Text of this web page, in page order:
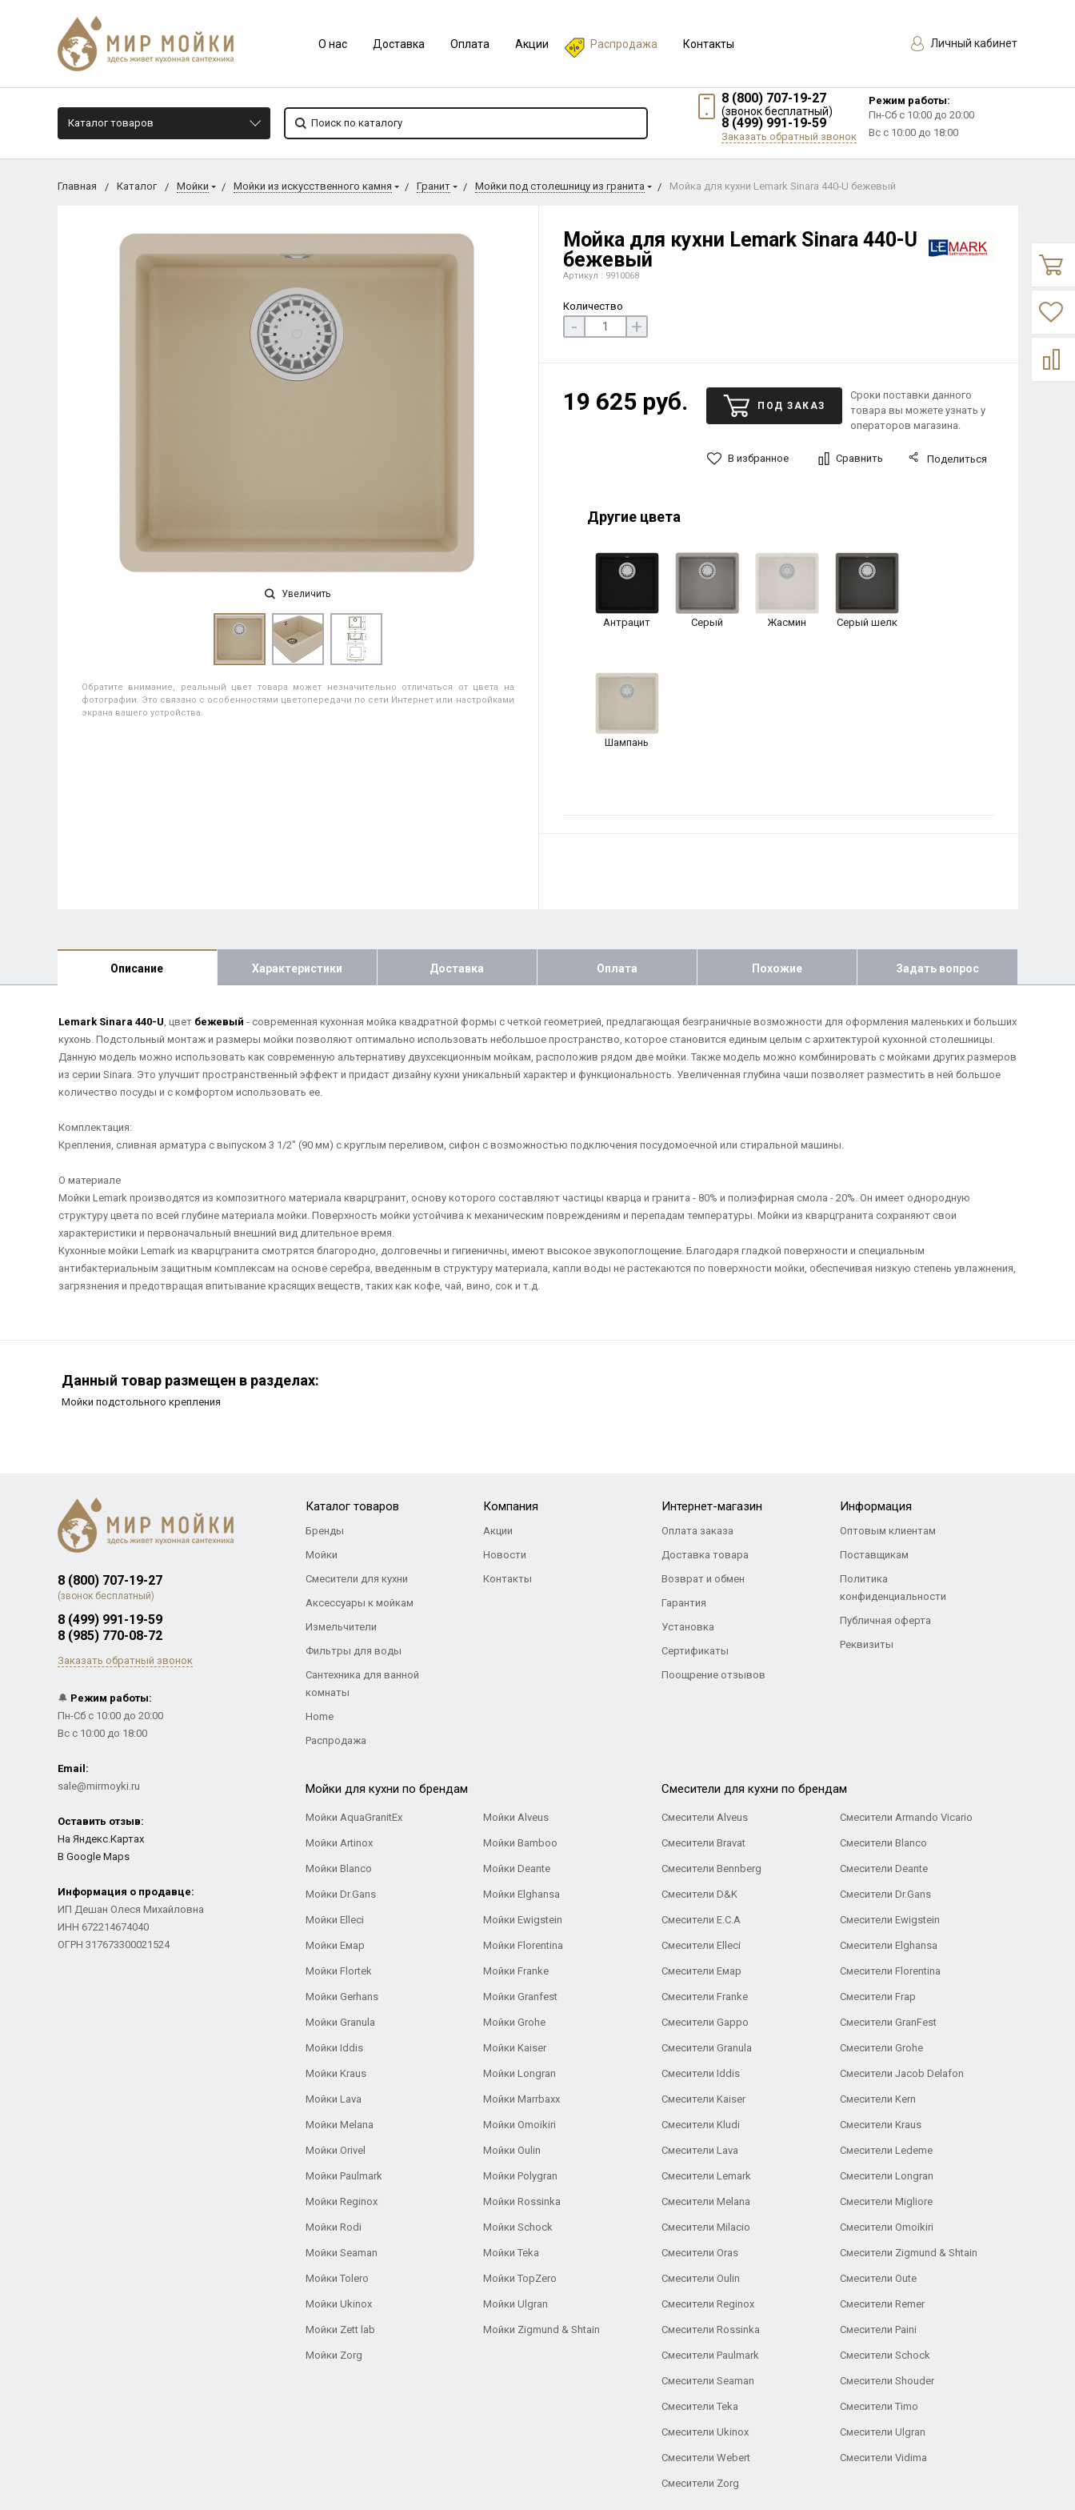
О нас Доставка Оплата Акции Распродажа Контакты Личный кабинет
Каталог товаров
8 (800) 707-19-27
(звонок бесплатный)
8 (499) 991-19-59
Заказать обратный звонок
Режим работы:
Пн-Сб с 10:00 до 20:00
Вс с 10:00 до 18:00
Главная Каталог Мойки Мойки из искусственного камня Гранит Мойки под столешницу из гранита Мойка для кухни Lemark Sinara 440-U бежевый
Увеличить
Обратите внимание, реальный цвет товара может незначительно отличаться от цвета на
фотографии. Это связано с особенностями цветопередачи по сети Интернет или настройками
экрана вашего устройства.
Мойка для кухни Lemark Sinara 440-U
бежевый
Артикул : 9910068
Количество
- +
19 625 руб. ПОД ЗАКАЗ
Сроки поставки данного
товара вы можете узнать у
операторов магазина.
В избранное Сравнить Поделиться
Другие цвета
Антрацит Серый Жасмин Серый шелк
Шампань
Описание Характеристики Доставка Оплата Похожие Задать вопрос
Lemark Sinara 440-U, цвет бежевый - современная кухонная мойка квадратной формы с четкой геометрией, предлагающая безграничные возможности для оформления маленьких и больших
кухонь. Подстольный монтаж и размеры мойки позволяют оптимально использовать небольшое пространство, которое становится единым целым с архитектурой кухонной столешницы.
Данную модель можно использовать как современную альтернативу двухсекционным мойкам, расположив рядом две мойки. Также модель можно комбинировать с мойками других размеров
из серии Sinara. Это улучшит пространственный эффект и придаст дизайну кухни уникальный характер и функциональность. Увеличенная глубина чаши позволяет разместить в ней большое
количество посуды и с комфортом использовать ее.
Комплектация:
Крепления, сливная арматура с выпуском 3 1/2" (90 мм) с круглым переливом, сифон с возможностью подключения посудомоечной или стиральной машины.
О материале
Мойки Lemark производятся из композитного материала кварцгранит, основу которого составляют частицы кварца и гранита - 80% и полиэфирная смола - 20%. Он имеет однородную
структуру цвета по всей глубине материала мойки. Поверхность мойки устойчива к механическим повреждениям и перепадам температуры. Мойки из кварцгранита сохраняют свои
характеристики и первоначальный внешний вид длительное время.
Кухонные мойки Lemark из кварцгранита смотрятся благородно, долговечны и гигиеничны, имеют высокое звукопоглощение. Благодаря гладкой поверхности и специальным
антибактериальным защитным комплексам на основе серебра, введенным в структуру материала, капли воды не растекаются по поверхности мойки, обеспечивая низкую степень увлажнения,
загрязнения и предотвращая впитывание красящих веществ, таких как кофе, чай, вино, сок и т.д.
Данный товар размещен в разделах:
Мойки подстольного крепления
8 (800) 707-19-27
(звонок бесплатный)
8 (499) 991-19-59
8 (985) 770-08-72
Заказать обратный звонок
🔔 Режим работы:
Пн-Сб с 10:00 до 20:00
Вс с 10:00 до 18:00
Email:
sale@mirmoyki.ru
Оставить отзыв:
На Яндекс.Картах
В Google Maps
Информация о продавце:
ИП Дешан Олеся Михайловна
ИНН 672214674040
ОГРН 317673300021524
Каталог товаров
Бренды
Мойки
Смесители для кухни
Аксессуары к мойкам
Измельчители
Фильтры для воды
Сантехника для ванной
комнаты
Home
Распродажа
Компания
Акции
Новости
Контакты
Интернет-магазин
Оплата заказа
Доставка товара
Возврат и обмен
Гарантия
Установка
Сертификаты
Поощрение отзывов
Информация
Оптовым клиентам
Поставщикам
Политика
конфиденциальности
Публичная оферта
Реквизиты
Мойки для кухни по брендам
Мойки AquaGranitEx Мойки Alveus
Мойки Artinox Мойки Bamboo
Мойки Blanco Мойки Deante
Мойки Dr.Gans Мойки Elghansa
Мойки Elleci Мойки Ewigstein
Мойки Емар Мойки Florentina
Мойки Flortek Мойки Franke
Мойки Gerhans Мойки Granfest
Мойки Granula Мойки Grohe
Мойки Iddis Мойки Kaiser
Мойки Kraus Мойки Longran
Мойки Lava Мойки Marrbaxx
Мойки Melana Мойки Omoikiri
Мойки Orivel Мойки Oulin
Мойки Paulmark Мойки Polygran
Мойки Reginox Мойки Rossinka
Мойки Rodi Мойки Schock
Мойки Seaman Мойки Teka
Мойки Tolero Мойки TopZero
Мойки Ukinox Мойки Ulgran
Мойки Zett lab Мойки Zigmund & Shtain
Мойки Zorg
Cмесители для кухни по брендам
Смесители Alveus Смесители Armando Vicario
Смесители Bravat Смесители Blanco
Смесители Bennberg Смесители Deante
Смесители D&K Смесители Dr.Gans
Смесители E.C.A Cмесители Ewigstein
Смесители Elleci Смесители Elghansa
Смесители Емар Смесители Florentina
Смесители Franke Смесители Frap
Смесители Gappo Смесители GranFest
Смесители Granula Смесители Grohe
Смесители Iddis Смесители Jacob Delafon
Смесители Kaiser Смесители Kern
Смесители Kludi Смесители Kraus
Смесители Lava Смесители Ledeme
Смесители Lemark Смесители Longran
Смесители Melana Смесители Migliore
Смесители Milacio Смесители Omoikiri
Смесители Oras Смесители Zigmund & Shtain
Смесители Oulin Смесители Oute
Смесители Reginox Смесители Remer
Смесители Rossinka Смесители Paini
Смесители Paulmark Смесители Schock
Смесители Seaman Смесители Shouder
Смесители Teka Смесители Timo
Смесители Ukinox Смесители Ulgran
Смесители Webert Смесители Vidima
Смесители Zorg